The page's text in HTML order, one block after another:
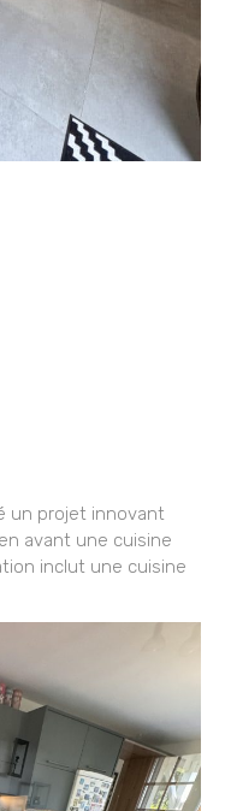
un projet innovant
avant une cuisine
inclut une cuisine